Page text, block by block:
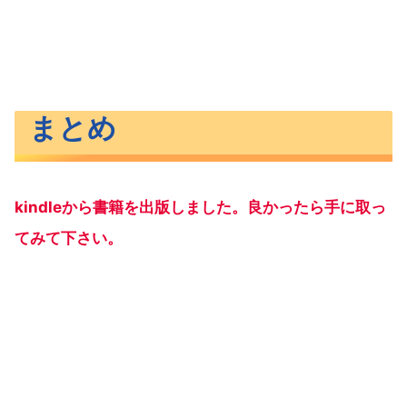
まとめ
kindleから書籍を出版しました。良かったら手に取っ
てみて下さい。